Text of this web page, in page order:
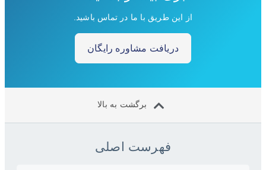
از این طریق با ما در تماس باشید.
دریافت مشاوره رایگان
برگشت به بالا
فهرست اصلی